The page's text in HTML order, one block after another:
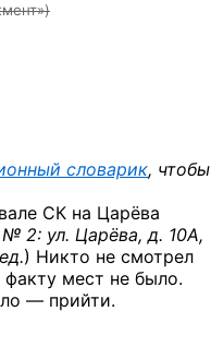
словарик, чтобы
СК на Царёва
№ 2: ул. Царёва, д. 10А,
) Никто не смотрел
мест не было.
— прийти.